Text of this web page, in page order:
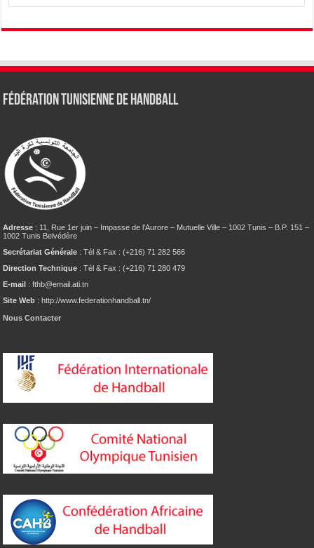
Fédération tunisienne de Handball
Adresse : 11, Rue 1er juin – Impasse de l’Aurore – Mutuelle Ville – 1002 Tunis – B.P. 151 –
1002 Tunis Belvédère
Secrétariat Générale : Tél & Fax : (+216) 71 282 566
Direction Technique : Tél & Fax : (+216) 71 280 479
E-mail : fthb@email.ati.tn
Site Web : http://www.federationhandball.tn/
Nous Contacter